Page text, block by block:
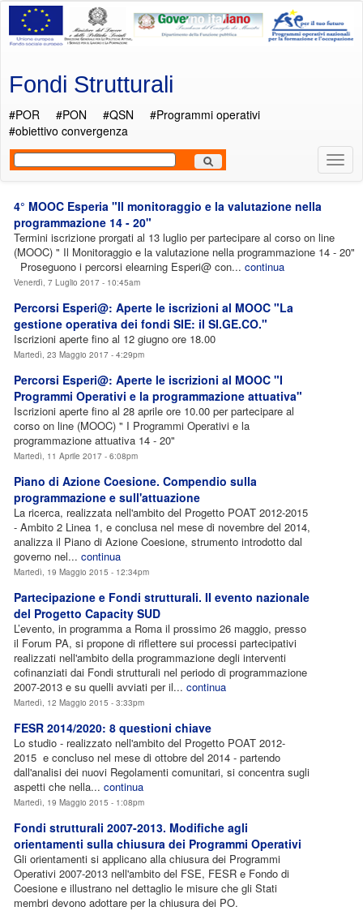
Salta al contenuto principale
Fondi Strutturali
#POR #PON #QSN
#Programmi operativi
#obiettivo convergenza
Menù
4° MOOC Esperia "Il monitoraggio e la valutazione nella
programmazione 14 - 20"
Termini iscrizione prorgati al 13 luglio per partecipare al corso on line
(MOOC) " Il Monitoraggio e la valutazione nella programmazione 14 - 20"
Proseguono i percorsi elearning Esperi@ con... continua
Venerdì, 7 Luglio 2017 - 10:45am
Percorsi Esperi@: Aperte le iscrizioni al MOOC "La
gestione operativa dei fondi SIE: il SI.GE.CO."
Iscrizioni aperte fino al 12 giugno ore 18.00
Martedì, 23 Maggio 2017 - 4:29pm
Percorsi Esperi@: Aperte le iscrizioni al MOOC "I
Programmi Operativi e la programmazione attuativa"
Iscrizioni aperte fino al 28 aprile ore 10.00 per partecipare al
corso on line (MOOC) " I Programmi Operativi e la
programmazione attuativa 14 - 20"
Martedì, 11 Aprile 2017 - 6:08pm
Piano di Azione Coesione. Compendio sulla
programmazione e sull'attuazione
La ricerca, realizzata nell'ambito del Progetto POAT 2012-2015
- Ambito 2 Linea 1, e conclusa nel mese di novembre del 2014,
analizza il Piano di Azione Coesione, strumento introdotto dal
governo nel... continua
Martedì, 19 Maggio 2015 - 12:34pm
Partecipazione e Fondi strutturali. II evento nazionale
del Progetto Capacity SUD
L’evento, in programma a Roma il prossimo 26 maggio, presso
il Forum PA, si propone di riflettere sui processi partecipativi
realizzati nell'ambito della programmazione degli interventi
cofinanziati dai Fondi strutturali nel periodo di programmazione
2007-2013 e su quelli avviati per il... continua
Martedì, 12 Maggio 2015 - 3:33pm
FESR 2014/2020: 8 questioni chiave
Lo studio - realizzato nell'ambito del Progetto POAT 2012-
2015 e concluso nel mese di ottobre del 2014 - partendo
dall'analisi dei nuovi Regolamenti comunitari, si concentra sugli
aspetti che nella... continua
Martedì, 19 Maggio 2015 - 1:08pm
Fondi strutturali 2007-2013. Modifiche agli
orientamenti sulla chiusura dei Programmi Operativi
Gli orientamenti si applicano alla chiusura dei Programmi
Operativi 2007-2013 nell'ambito del FSE, FESR e Fondo di
Coesione e illustrano nel dettaglio le misure che gli Stati
membri devono adottare per la chiusura dei PO.